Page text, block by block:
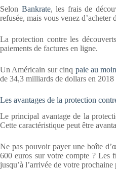
Selon Bankrate, les frais de
refusée, mais vous venez d’acheter
La protection contre les
paiements de factures en ligne.
Un Américain sur cinq paie au
de 34,3 milliards de dollars en 2018
Les avantages de la protection
Le principal avantage de la
Cette caractéristique peut être
Ne pas pouvoir payer une boîte
600 euros sur votre compte ? Les
jusqu’à l’arrivée de votre prochaine